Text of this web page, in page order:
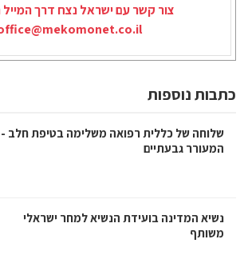
צור קשר עם ישראל נצח דרך
כתבות נוספות
שלוחה של כללית רפואה משלימה בטיפת חלב -
המעורר גבעתיים
נשיא המדינה בועידת הנשיא למחר ישראלי
משותף